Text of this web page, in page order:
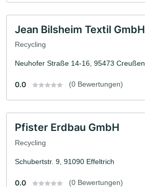
Jean Bilsheim Textil GmbH
Recycling
Neuhofer Straße 14-16, 95473 Creußen
0.0 (0 Bewertungen)
Pfister Erdbau GmbH
Recycling
Schubertstr. 9, 91090 Effeltrich
0.0 (0 Bewertungen)